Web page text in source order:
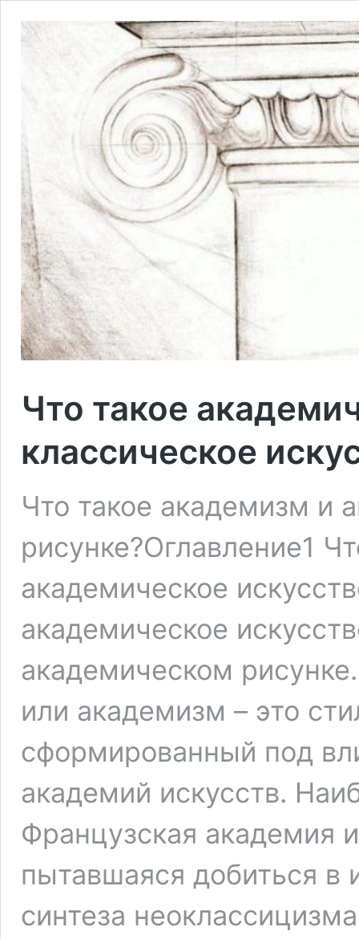
Что такое
классическое
Что такое академизм и
рисунке?Оглавление1
академическое
академическое
академическом
или академизм – это
сформированный под
академий искусств.
Французская академия
пытавшаяся добиться в
синтеза